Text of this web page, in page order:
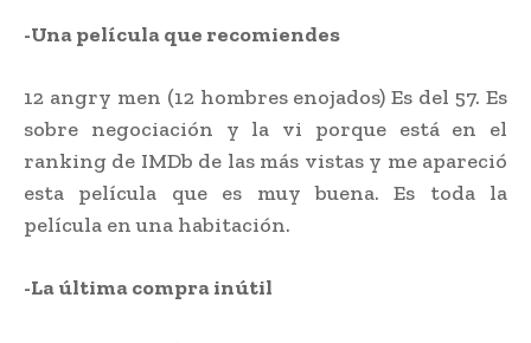
-Una película que recomiendes
12 angry men (12 hombres enojados) Es del 57. Es
sobre negociación y la vi porque está en el
ranking de IMDb de las más vistas y me apareció
esta película que es muy buena. Es toda la
película en una habitación.
-La última compra inútil